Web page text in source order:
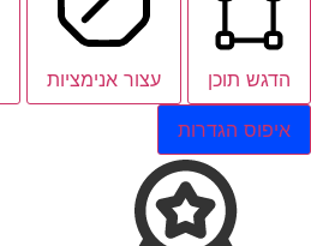
הדגש תוכן עצור אנימציות
איפוס הגדרות